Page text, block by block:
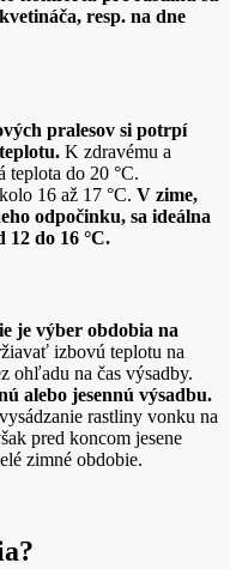
resp. na dne
pralesov si potrpí
K zdravému a
teplota do 20 °C.
16 až 17 °C. V zime,
odpočinku, sa ideálna
12 do 16 °C.
je výber obdobia na
izbovú teplotu na
ohľadu na čas výsadby.
alebo jesennú výsadbu.
rastliny vonku na
pred koncom jesene
zimné obdobie.